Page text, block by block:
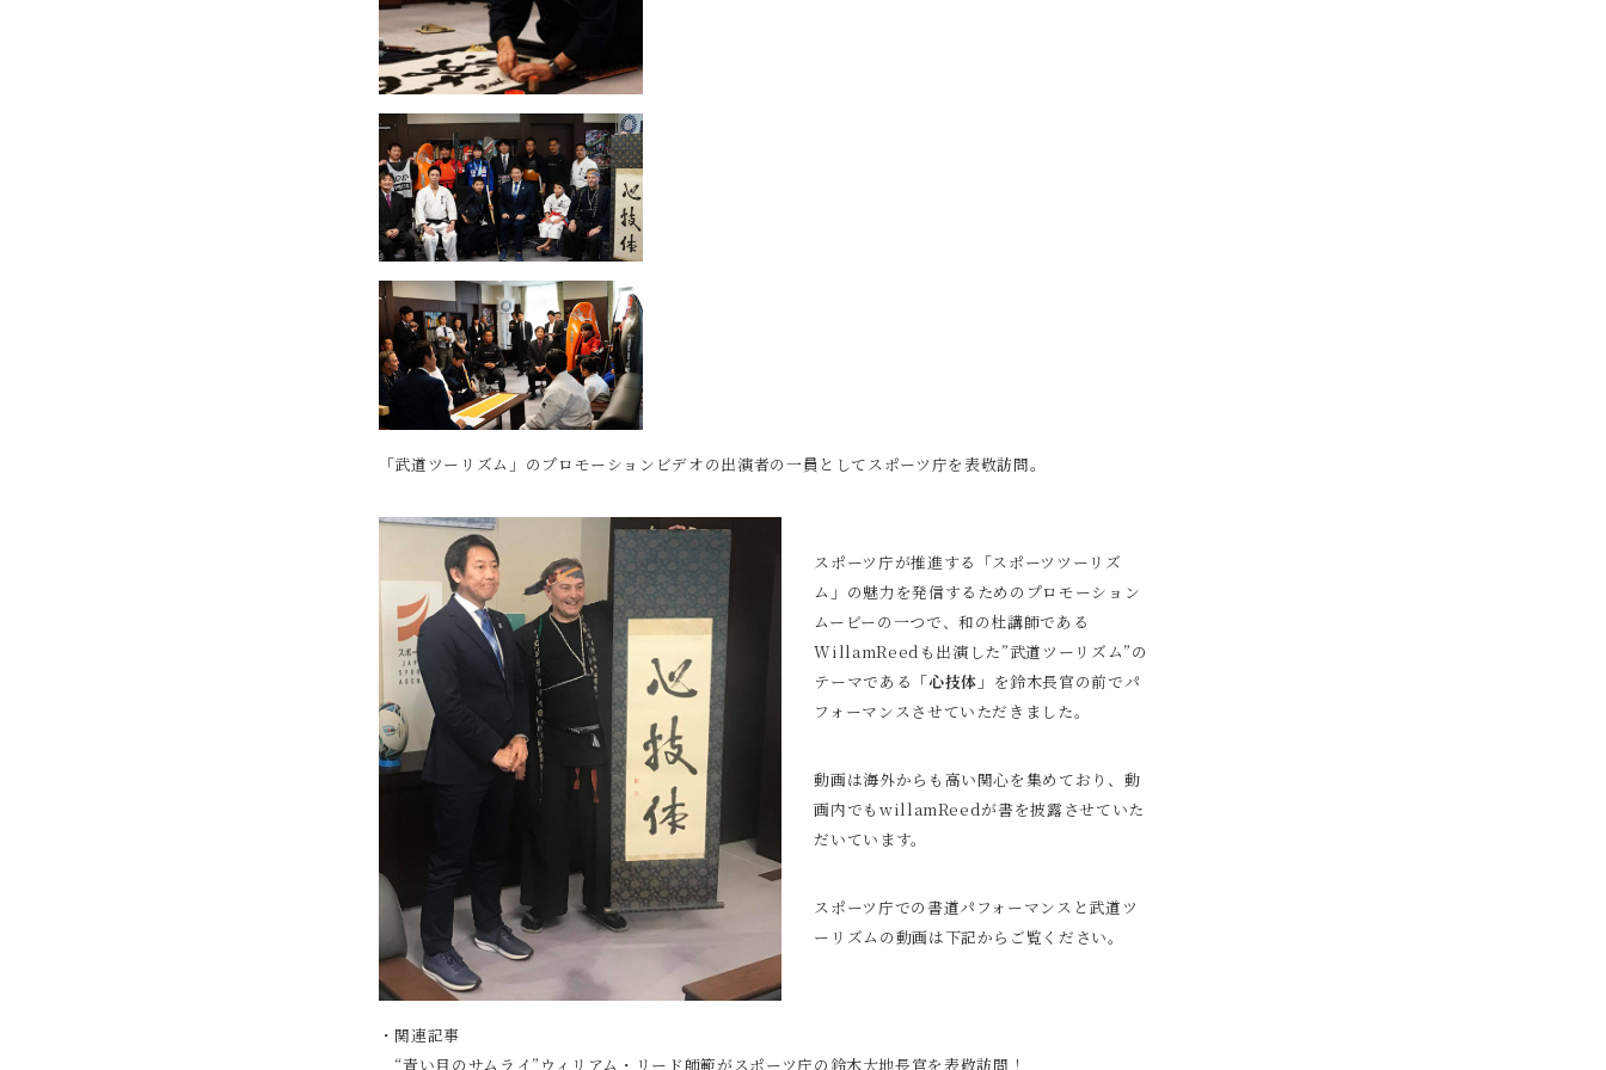
「武道ツーリズム」のプロモーションビデオの出演者の一員としてスポーツ庁を表敬訪問。
スポーツ庁が推進する「スポーツツーリズ
ム」の魅力を発信するためのプロモーション
ムービーの一つで、和の杜講師である
WillamReedも出演した”武道ツーリズム”の
テーマである 「心技体」 を鈴木長官の前でパ
フォーマンスさせていただきました。
動画は海外からも高い関心を集めており、動
画内でもwillamReedが書を披露させていた
だいています。
スポーツ庁での書道パフォーマンスと武道ツ
ーリズムの動画は下記からご覧ください。
・関連記事
“青い目のサムライ”ウィリアム・リード師範がスポーツ庁の鈴木大地長官を表敬訪問！